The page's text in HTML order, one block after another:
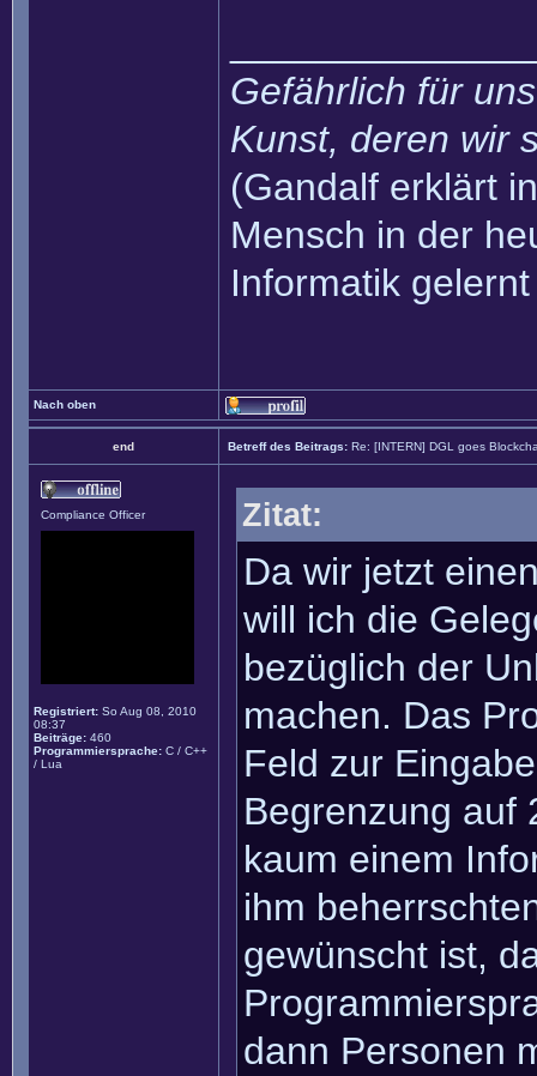
Gefährlich für
Kunst, deren wir
(Gandalf erklärt
Mensch in der
Informatik
Nach oben
end Betreff des Beitrags: Re: [INTERN] DGL goes
Compliance Officer
Registriert: So Aug 08, 2010
08:37
Beiträge: 460
Programmiersprache: C / C++
/ Lua
Zitat:
Da wir jetzt
will ich die
bezüglich der
machen. Das
Feld zur
Begrenzung auf
kaum einem
ihm
gewünscht ist,
dann Personen